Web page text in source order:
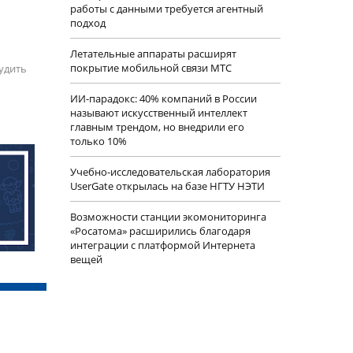
работы с данными требуется агентный
подход
Летательные аппараты расширят
покрытие мобильной связи МТС
ИИ-парадокс: 40% компаний в России
называют искусственный интеллект
главным трендом, но внедрили его
только 10%
Учебно-исследовательская лаборатория
UserGate открылась на базе НГТУ НЭТИ
Возможности станции экомониторинга
«Росатома» расширились благодаря
интеграции с платформой Интернета
вещей